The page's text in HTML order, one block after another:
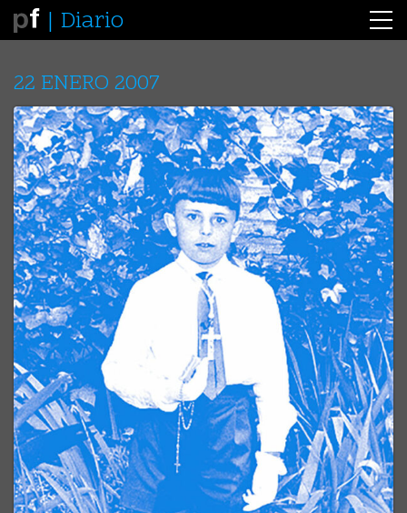
Diario
22 ENERO 2007